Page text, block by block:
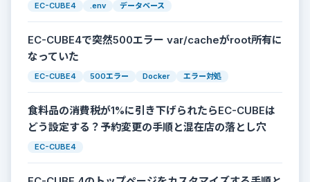
EC-CUBE4 .env データベース
EC-CUBE4で突然500エラー var/cacheがroot所有に
なっていた
EC-CUBE4 500エラー Docker エラー対処
食料品の消費税が1%に引き下げられたらEC-CUBEは
どう設定する？予約変更の手順と混在店の落とし穴
EC-CUBE4